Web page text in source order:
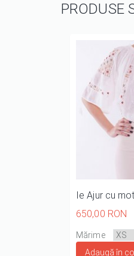
PRODUSE
Ie Ajur cu
650,00 RON
Mărime